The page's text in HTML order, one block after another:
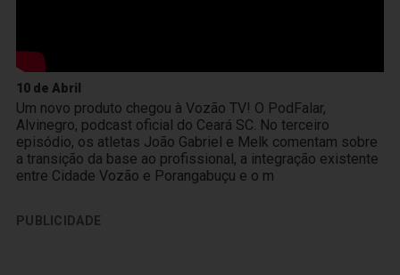
10 de Abril
Um novo produto chegou à Vozão TV! O PodFalar,
Alvinegro, podcast oficial do Ceará SC. No terceiro
episódio, os atletas João Gabriel e Melk comentam sobre
a transição da base ao profissional, a integração existente
entre Cidade Vozão e Porangabuçu e o m
PUBLICIDADE